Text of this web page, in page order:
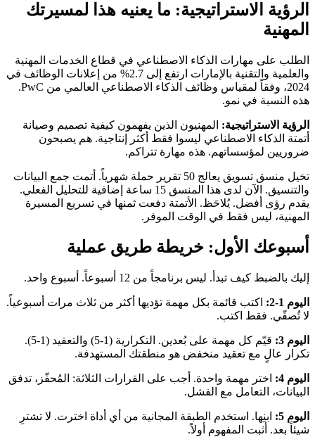
الرؤية الاستراتيجية: ما يعنيه هذا لمسيرتك
المهنية
الطلب على مهارات الذكاء الاصطناعي في قطاع الخدمات المهنية
والعلمية والتقنية بالإمارات ارتفع إلى 2.7% من إعلانات الوظائف في
2024، وفقاً لمقياس وظائف الذكاء الاصطناعي العالمي من PwC.
هذه النسبة في نمو.
الرؤية الاستراتيجية: المهنيون الذين يفهمون كيفية تصميم وصيانة
أتمتة الذكاء الاصطناعي ليسوا فقط أكثر إنتاجية. هم يصبحون
ضروريين لمؤسساتهم. هذه مهارة تتراكم.
تخيل منسق تسويق يعالج 50 تقرير حملة شهرياً. أتمت جمع البيانات
والتنسيق. الآن لدى هذا المنسق 15 ساعة إضافية للتحليل الفعلي.
يقدم رؤى أفضل. يُلاحَظ. الأتمتة دفعت ثمنها في تسريع المسيرة
المهنية، ليس فقط في الوقت الموفر.
أسبوعك الأول: خريطة طريق عملية
إليك بالضبط كيف تبدأ. ليس برنامجاً من 12 أسبوعاً. أسبوع واحد.
اليوم 1-2:
اكتب قائمة بكل مهمة تؤديها أكثر من ثلاث مرات أسبوعياً.
لا تُصفّي. فقط اكتب.
اليوم 3:
قيّم كل مهمة على بُعدين. التكرارية (1-5) والتعقيد (1-5).
تكرار عالٍ مع تعقيد منخفض هو منطقتك المستهدفة.
اليوم 4:
اختر مهمة واحدة. أجب على القرارات الثلاثة: المُحفّز، تدفق
البيانات، التعامل مع الفشل.
اليوم 5:
ابنِها. استخدم الطبقة المجانية من أي أداة اخترت. لا تشترِ
شيئاً بعد. أثبت المفهوم أولاً.